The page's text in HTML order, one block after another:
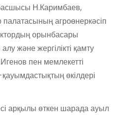
Н.Каримбаев,
палатасының агроөнеркәсіп
орынбасары
және жергілікті қамту
пен мемлекетті
өкілдері
арқылы өткен шарада ауыл